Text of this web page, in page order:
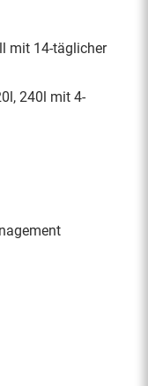
mit 14-täglicher
240l mit 4-